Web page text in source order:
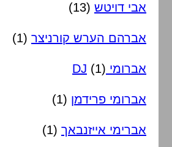
אבי דויטש (13)
אברהם הערש קורניצר (1)
אברומי DJ (1)
אברומי פרידמן (1)
אברימי אייזנבאך (1)